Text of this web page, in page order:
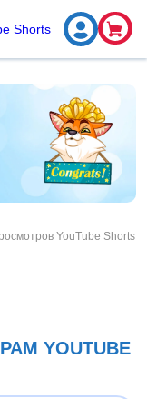
YouTube Shorts
YOUTUBE